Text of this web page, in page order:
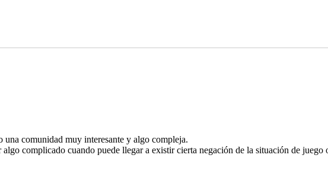
una comunidad muy interesante y algo compleja.
complicado cuando puede llegar a existir cierta negación de la situación de